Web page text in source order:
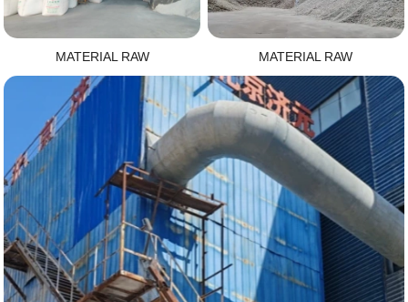
MATERIAL RAW MATERIAL RAW